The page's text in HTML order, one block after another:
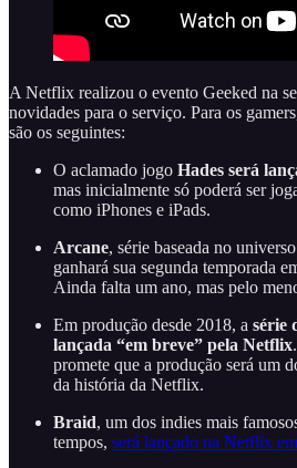
A Netflix realizou o evento Geeked na
novidades para o serviço. Para os
são os seguintes:
O aclamado jogo Hades será
mas inicialmente só poderá ser
como iPhones e iPads.
Arcane, série baseada no
ganhará sua segunda temporada
Ainda falta um ano, mas pelo
Em produção desde 2018, a série
lançada “em breve” pela Netflix
promete que a produção será um
da história da Netflix.
Braid, um dos indies mais
tempos, será lançado na Netflix